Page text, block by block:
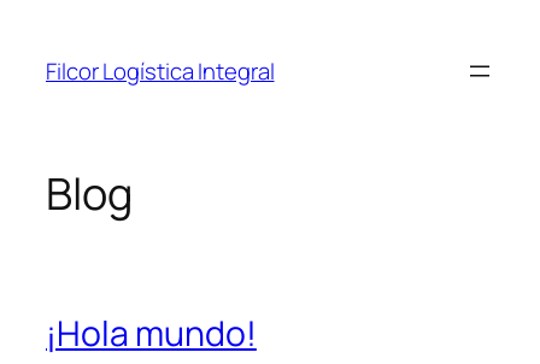
contenido
Filcor Logística Integral
Blog
¡Hola mundo!